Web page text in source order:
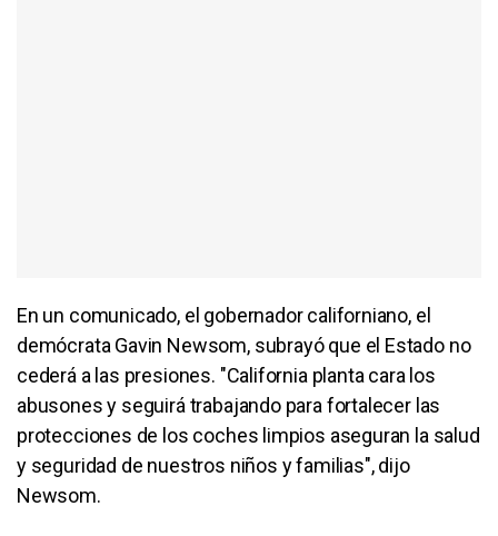
En un comunicado, el gobernador californiano, el
demócrata Gavin Newsom, subrayó que el Estado no
cederá a las presiones. "California planta cara los
abusones y seguirá trabajando para fortalecer las
protecciones de los coches limpios aseguran la salud
y seguridad de nuestros niños y familias", dijo
Newsom.